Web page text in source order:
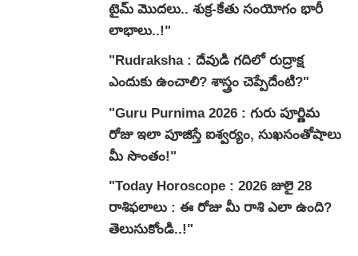
టైమ్ మొదలు.. శుక్ర-కేతు సంయోగం భారీ
లాభాలు..!"
"Rudraksha : దేవుడి గదిలో రుద్రాక్ష
ఎందుకు ఉంచాలి? శాస్త్రం చెప్పేదేంటి?"
"Guru Purnima 2026 : గురు పూర్ణిమ
రోజు ఇలా పూజిస్తే ఐశ్వర్యం, సుఖసంతోషాలు
మీ సొంతం!"
"Today Horoscope : 2026 జులై 28
రాశిఫలాలు : ఈ రోజు మీ రాశి ఎలా ఉంది?
తెలుసుకోండి..!"